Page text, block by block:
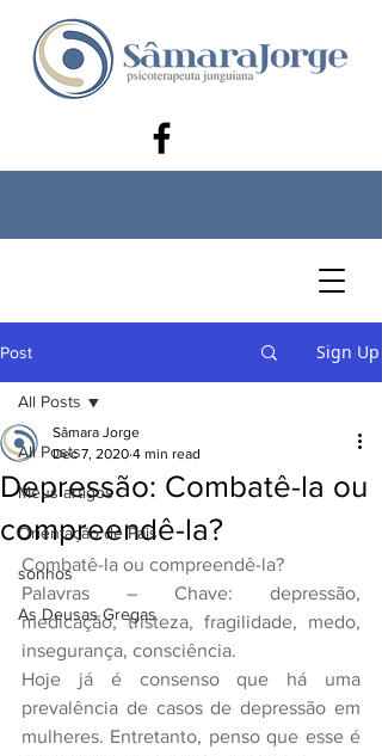
Post Sign Up
All Posts
Meus artigos
Orientação de Pais
sonhos
As Deusas Gregas
All Posts
Depressão: Combatê-la ou
compreendê-la?
Sâmara Jorge
Dec 7, 2020 4 min read
Combatê-la ou compreendê-la?
Palavras – Chave: depressão,
medicação, tristeza, fragilidade, medo,
insegurança, consciência.
Hoje já é consenso que há uma
prevalência de casos de depressão em
mulheres. Entretanto, penso que esse é